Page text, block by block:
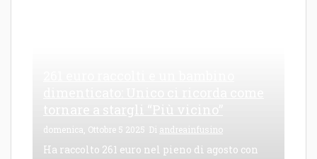
domenica, Ottobre 5 2025 Di andreainfusino
Ha raccolto 261 euro nel pieno di agosto con